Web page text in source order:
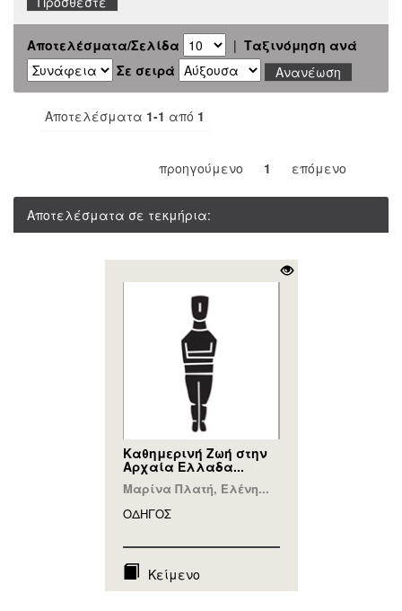
Αποτελέσματα/Σελίδα | Ταξινόμηση ανά
Σε σειρά
Αποτελέσματα 1-1 από 1
προηγούμενο 1 επόμενο
Αποτελέσματα σε τεκμήρια:
Καθημερινή Ζωή στην
Αρχαία Ελλαδα...
Μαρίνα Πλατή, Ελένη...
ΟΔΗΓΟΣ
Κείμενο